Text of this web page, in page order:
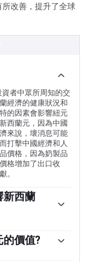
改善，提升了全球
者中眾所周知的交
經濟的健康狀況和
的因素會影響紐元
西蘭元，因為中國
來說，壞消息可能
打擊中國經濟和人
價格，因為奶製品
格增加了出口收
。
新西蘭
的中點附近。為
當通貨膨脹過高
的價值?